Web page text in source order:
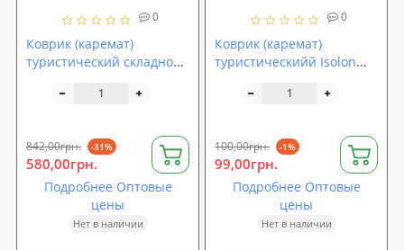
0
Коврик (каремат)
туристический складной
842,00грн. -31%
580,00грн.
Подробнее Оптовые
цены
Нет в наличии
0
Коврик (каремат)
туристическийй Isolon
100,00грн. -1%
99,00грн.
Подробнее Оптовые
цены
Нет в наличии